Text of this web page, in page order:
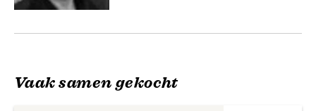
Vaak samen gekocht